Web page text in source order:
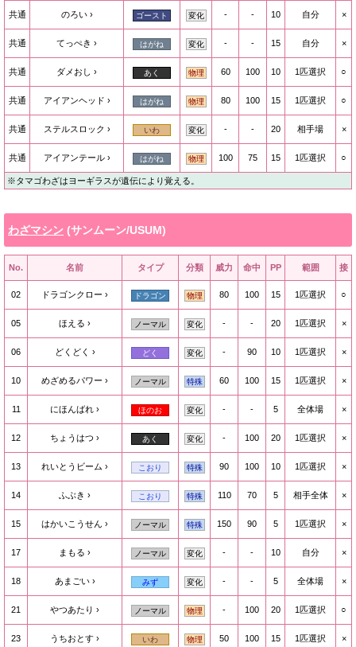
共通 のろい ゴースト 変化 - - 10 自分 ×
共通 てっぺき はがね 変化 - - 15 自分 ×
共通 ダメおし あく 物理 60 100 10 1匹選択 ○
共通 アイアンヘッド はがね 物理 80 100 15 1匹選択 ○
共通 ステルスロック いわ 変化 - - 20 相手場 ×
共通 アイアンテール はがね 物理 100 75 15 1匹選択 ○
※タマゴわざはヨーギラスが遺伝により覚える。
わざマシン (サンムーン/USUM)
No. 名前 タイプ 分類 威力 命中 PP 範囲 接
02 ドラゴンクロー ドラゴン 物理 80 100 15 1匹選択 ○
05 ほえる ノーマル 変化 - - 20 1匹選択 ×
06 どくどく どく 変化 - 90 10 1匹選択 ×
10 めざめるパワー ノーマル 特殊 60 100 15 1匹選択 ×
11 にほんばれ ほのお 変化 - - 5 全体場 ×
12 ちょうはつ あく 変化 - 100 20 1匹選択 ×
13 れいとうビーム こおり 特殊 90 100 10 1匹選択 ×
14 ふぶき こおり 特殊 110 70 5 相手全体 ×
15 はかいこうせん ノーマル 特殊 150 90 5 1匹選択 ×
17 まもる ノーマル 変化 - - 10 自分 ×
18 あまごい みず 変化 - - 5 全体場 ×
21 やつあたり ノーマル 物理 - 100 20 1匹選択 ○
23 うちおとす いわ 物理 50 100 15 1匹選択 ×